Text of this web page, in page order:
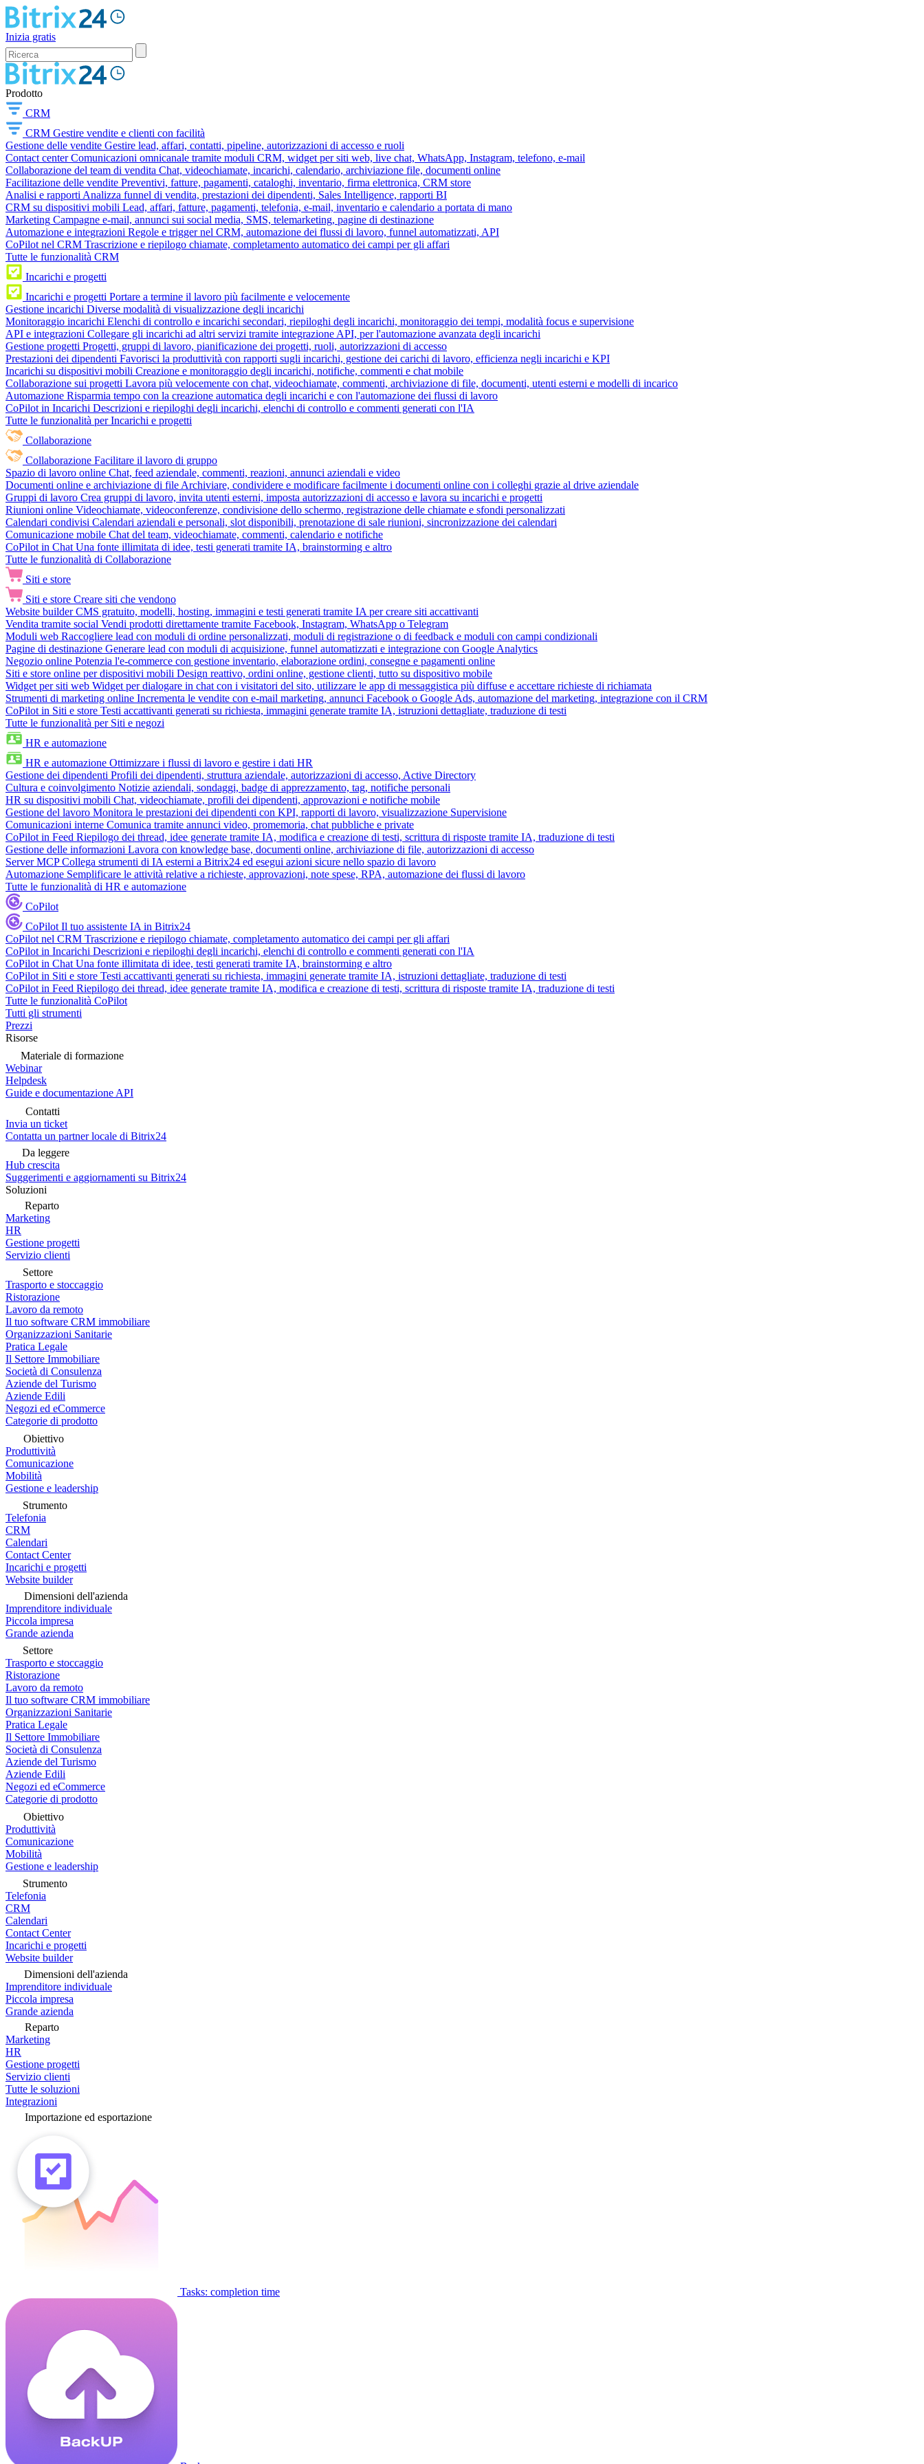
Inizia gratis
Prodotto
CRM
CRM Gestire vendite e clienti con facilità
Gestione delle vendite Gestire lead, affari, contatti, pipeline, autorizzazioni di accesso e ruoli
Contact center Comunicazioni omnicanale tramite moduli CRM, widget per siti web, live chat, WhatsApp, Instagram, telefono, e-mail
Collaborazione del team di vendita Chat, videochiamate, incarichi, calendario, archiviazione file, documenti online
Facilitazione delle vendite Preventivi, fatture, pagamenti, cataloghi, inventario, firma elettronica, CRM store
Analisi e rapporti Analizza funnel di vendita, prestazioni dei dipendenti, Sales Intelligence, rapporti BI
CRM su dispositivi mobili Lead, affari, fatture, pagamenti, telefonia, e-mail, inventario e calendario a portata di mano
Marketing Campagne e-mail, annunci sui social media, SMS, telemarketing, pagine di destinazione
Automazione e integrazioni Regole e trigger nel CRM, automazione dei flussi di lavoro, funnel automatizzati, API
CoPilot nel CRM Trascrizione e riepilogo chiamate, completamento automatico dei campi per gli affari
Tutte le funzionalità CRM
Incarichi e progetti
Incarichi e progetti Portare a termine il lavoro più facilmente e velocemente
Gestione incarichi Diverse modalità di visualizzazione degli incarichi
Monitoraggio incarichi Elenchi di controllo e incarichi secondari, riepiloghi degli incarichi, monitoraggio dei tempi, modalità focus e supervisione
API e integrazioni Collegare gli incarichi ad altri servizi tramite integrazione API, per l'automazione avanzata degli incarichi
Gestione progetti Progetti, gruppi di lavoro, pianificazione dei progetti, ruoli, autorizzazioni di accesso
Prestazioni dei dipendenti Favorisci la produttività con rapporti sugli incarichi, gestione dei carichi di lavoro, efficienza negli incarichi e KPI
Incarichi su dispositivi mobili Creazione e monitoraggio degli incarichi, notifiche, commenti e chat mobile
Collaborazione sui progetti Lavora più velocemente con chat, videochiamate, commenti, archiviazione di file, documenti, utenti esterni e modelli di incarico
Automazione Risparmia tempo con la creazione automatica degli incarichi e con l'automazione dei flussi di lavoro
CoPilot in Incarichi Descrizioni e riepiloghi degli incarichi, elenchi di controllo e commenti generati con l'IA
Tutte le funzionalità per Incarichi e progetti
Collaborazione
Collaborazione Facilitare il lavoro di gruppo
Spazio di lavoro online Chat, feed aziendale, commenti, reazioni, annunci aziendali e video
Documenti online e archiviazione di file Archiviare, condividere e modificare facilmente i documenti online con i colleghi grazie al drive aziendale
Gruppi di lavoro Crea gruppi di lavoro, invita utenti esterni, imposta autorizzazioni di accesso e lavora su incarichi e progetti
Riunioni online Videochiamate, videoconferenze, condivisione dello schermo, registrazione delle chiamate e sfondi personalizzati
Calendari condivisi Calendari aziendali e personali, slot disponibili, prenotazione di sale riunioni, sincronizzazione dei calendari
Comunicazione mobile Chat del team, videochiamate, commenti, calendario e notifiche
CoPilot in Chat Una fonte illimitata di idee, testi generati tramite IA, brainstorming e altro
Tutte le funzionalità di Collaborazione
Siti e store
Siti e store Creare siti che vendono
Website builder CMS gratuito, modelli, hosting, immagini e testi generati tramite IA per creare siti accattivanti
Vendita tramite social Vendi prodotti direttamente tramite Facebook, Instagram, WhatsApp o Telegram
Moduli web Raccogliere lead con moduli di ordine personalizzati, moduli di registrazione o di feedback e moduli con campi condizionali
Pagine di destinazione Generare lead con moduli di acquisizione, funnel automatizzati e integrazione con Google Analytics
Negozio online Potenzia l'e-commerce con gestione inventario, elaborazione ordini, consegne e pagamenti online
Siti e store online per dispositivi mobili Design reattivo, ordini online, gestione clienti, tutto su dispositivo mobile
Widget per siti web Widget per dialogare in chat con i visitatori del sito, utilizzare le app di messaggistica più diffuse e accettare richieste di richiamata
Strumenti di marketing online Incrementa le vendite con e-mail marketing, annunci Facebook o Google Ads, automazione del marketing, integrazione con il CRM
CoPilot in Siti e store Testi accattivanti generati su richiesta, immagini generate tramite IA, istruzioni dettagliate, traduzione di testi
Tutte le funzionalità per Siti e negozi
HR e automazione
HR e automazione Ottimizzare i flussi di lavoro e gestire i dati HR
Gestione dei dipendenti Profili dei dipendenti, struttura aziendale, autorizzazioni di accesso, Active Directory
Cultura e coinvolgimento Notizie aziendali, sondaggi, badge di apprezzamento, tag, notifiche personali
HR su dispositivi mobili Chat, videochiamate, profili dei dipendenti, approvazioni e notifiche mobile
Gestione del lavoro Monitora le prestazioni dei dipendenti con KPI, rapporti di lavoro, visualizzazione Supervisione
Comunicazioni interne Comunica tramite annunci video, promemoria, chat pubbliche e private
CoPilot in Feed Riepilogo dei thread, idee generate tramite IA, modifica e creazione di testi, scrittura di risposte tramite IA, traduzione di testi
Gestione delle informazioni Lavora con knowledge base, documenti online, archiviazione di file, autorizzazioni di accesso
Server MCP Collega strumenti di IA esterni a Bitrix24 ed esegui azioni sicure nello spazio di lavoro
Automazione Semplificare le attività relative a richieste, approvazioni, note spese, RPA, automazione dei flussi di lavoro
Tutte le funzionalità di HR e automazione
CoPilot
CoPilot Il tuo assistente IA in Bitrix24
CoPilot nel CRM Trascrizione e riepilogo chiamate, completamento automatico dei campi per gli affari
CoPilot in Incarichi Descrizioni e riepiloghi degli incarichi, elenchi di controllo e commenti generati con l'IA
CoPilot in Chat Una fonte illimitata di idee, testi generati tramite IA, brainstorming e altro
CoPilot in Siti e store Testi accattivanti generati su richiesta, immagini generate tramite IA, istruzioni dettagliate, traduzione di testi
CoPilot in Feed Riepilogo dei thread, idee generate tramite IA, modifica e creazione di testi, scrittura di risposte tramite IA, traduzione di testi
Tutte le funzionalità CoPilot
Tutti gli strumenti
Prezzi
Risorse
Materiale di formazione
Webinar
Helpdesk
Guide e documentazione API
Contatti
Invia un ticket
Contatta un partner locale di Bitrix24
Da leggere
Hub crescita
Suggerimenti e aggiornamenti su Bitrix24
Soluzioni
Reparto
Marketing
HR
Gestione progetti
Servizio clienti
Settore
Trasporto e stoccaggio
Ristorazione
Lavoro da remoto
Il tuo software CRM immobiliare
Organizzazioni Sanitarie
Pratica Legale
Il Settore Immobiliare
Società di Consulenza
Aziende del Turismo
Aziende Edili
Negozi ed eCommerce
Categorie di prodotto
Obiettivo
Produttività
Comunicazione
Mobilità
Gestione e leadership
Strumento
Telefonia
CRM
Calendari
Contact Center
Incarichi e progetti
Website builder
Dimensioni dell'azienda
Imprenditore individuale
Piccola impresa
Grande azienda
Settore
Trasporto e stoccaggio
Ristorazione
Lavoro da remoto
Il tuo software CRM immobiliare
Organizzazioni Sanitarie
Pratica Legale
Il Settore Immobiliare
Società di Consulenza
Aziende del Turismo
Aziende Edili
Negozi ed eCommerce
Categorie di prodotto
Obiettivo
Produttività
Comunicazione
Mobilità
Gestione e leadership
Strumento
Telefonia
CRM
Calendari
Contact Center
Incarichi e progetti
Website builder
Dimensioni dell'azienda
Imprenditore individuale
Piccola impresa
Grande azienda
Reparto
Marketing
HR
Gestione progetti
Servizio clienti
Tutte le soluzioni
Integrazioni
Importazione ed esportazione
Tasks: completion time